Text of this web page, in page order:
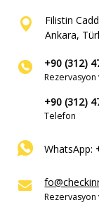
Filistin
Ankara,
+90 (312)
+90 (312)
Telefon
WhatsApp: